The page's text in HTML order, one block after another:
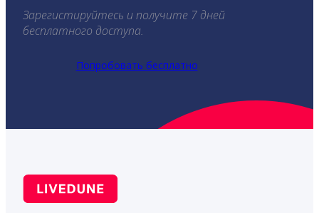
Зарегистируйтесь и получите 7 дней
бесплатного доступа.
Попробовать бесплатно